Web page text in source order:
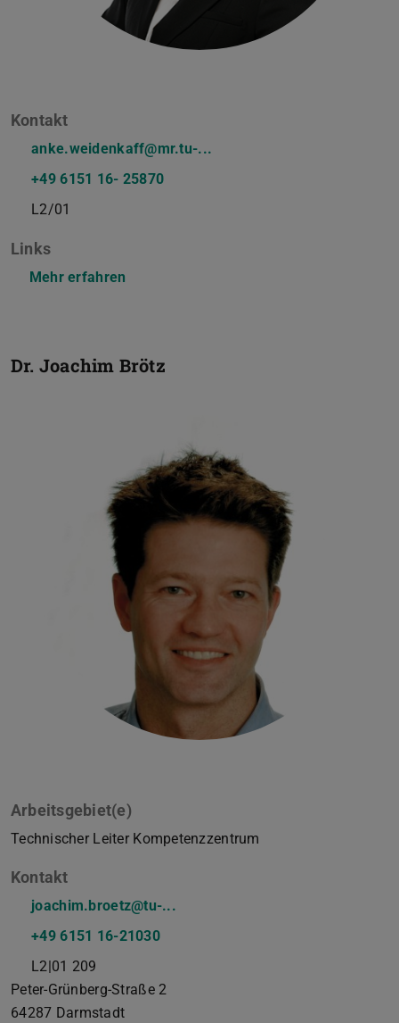
Kontakt
anke.weidenkaff@mr.tu-...
+49 6151 16- 25870
L2/01
Links
Mehr erfahren
Dr. Joachim Brötz
Arbeitsgebiet(e)
Technischer Leiter Kompetenzzentrum
Kontakt
joachim.broetz@tu-...
+49 6151 16-21030
L2|01 209
Peter-Grünberg-Straße 2
64287 Darmstadt